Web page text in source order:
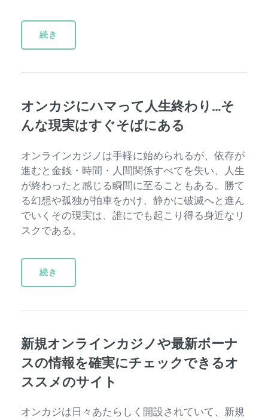
続き
オンカジにハマって人生終わり…そ
んな現実はすぐそばにある
オンラインカジノは手軽に始められるが、依存が
進むと金銭・時間・人間関係すべてを失い、人生
が終わったと感じる瞬間に至ることもある。勝て
る幻想や孤独が拍車をかけ、静かに破滅へと進ん
でいくその現実は、誰にでも起こり得る身近なリ
スクである。
続き
新規オンラインカジノや最新ボーナ
スの情報を確実にチェックできるオ
ススメのサイト
オンカジは日々あたらしく開設されていて、新規